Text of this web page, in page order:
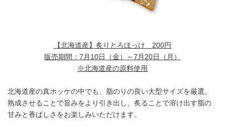
【北海道産】炙りとろほっけ 200円
販売期間：7月10日（金）～7月20日（月）
※北海道産の原料使用
北海道産の真ホッケの中でも、脂のりの良い大型サイズを厳選。
熟成させることで旨みをより引き出し、炙ることで溶け出す脂の
甘みと香ばしさをお楽しみいただけます。